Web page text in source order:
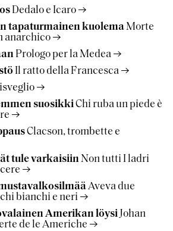
Dedalo e Icaro
tapaturmainen kuolemaMorte
anarchico
Prologo per la Medea
Il ratto della Francesca
suosikkiChi ruba un piede è
Clacson, trombette e
tule varkaisiinNon tutti I ladri
Aveva due
bianchi e neri
Amerikan löysiJohan
de le Americhe